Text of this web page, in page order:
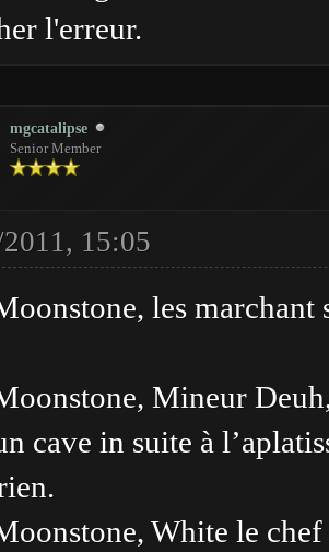
l'erreur.
mgcatalipse
Senior Member
15:05
les marchant
Mineur
cave in suite à
White le